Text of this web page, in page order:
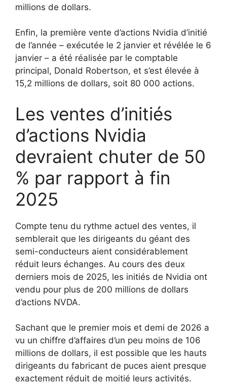
millions de dollars.
Enfin, la première vente d’actions Nvidia d’initié
de l’année – exécutée le 2 janvier et révélée le 6
janvier – a été réalisée par le comptable
principal, Donald Robertson, et s’est élevée à
15,2 millions de dollars, soit 80 000 actions.
Les ventes d’initiés
d’actions Nvidia
devraient chuter de 50
% par rapport à fin
2025
Compte tenu du rythme actuel des ventes, il
semblerait que les dirigeants du géant des
semi-conducteurs aient considérablement
réduit leurs échanges. Au cours des deux
derniers mois de 2025, les initiés de Nvidia ont
vendu pour plus de 200 millions de dollars
d’actions NVDA.
Sachant que le premier mois et demi de 2026 a
vu un chiffre d’affaires d’un peu moins de 106
millions de dollars, il est possible que les hauts
dirigeants du fabricant de puces aient presque
exactement réduit de moitié leurs activités.